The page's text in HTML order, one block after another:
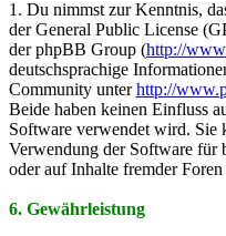
1. Du nimmst zur Kenntnis,
der General Public License
der phpBB Group (http://
deutschsprachige
Community unterhttp://
Beide haben keinen Einfluss
Software verwendet wird. Sie
Verwendung der Software für
oder auf Inhalte fremder
6. Gewährleistung